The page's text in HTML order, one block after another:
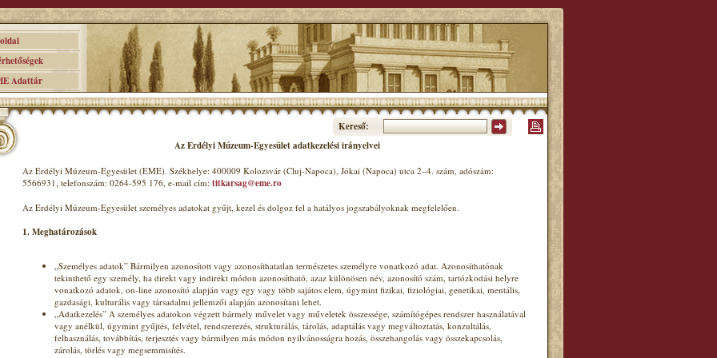
Adattár
Kereső:
Az Erdélyi Múzeum-Egyesület adatkezelési irányelvei
Az Erdélyi Múzeum-Egyesület (EME). Székhelye: 400009 Kolozsvár (Cluj-Napoca), Jókai (Napoca) utca 2–4. szám, adószám:
5566931, telefonszám: 0264-595 176, e-mail cím: titkarsag@eme.ro
Az Erdélyi Múzeum-Egyesület személyes adatokat gyűjt, kezel és dolgoz fel a hatályos jogszabályoknak megfelelően.
1. Meghatározások
„Személyes adatok” Bármilyen azonosított vagy azonosíthatatlan természetes személyre vonatkozó adat. Azonosíthatónak
tekinthető egy személy, ha direkt vagy indirekt módon azonosítható, azaz különösen név, azonosító szám, tartózkodási helyre
vonatkozó adatok, on-line azonosító alapján vagy egy vagy több sajátos elem, úgymint fizikai, fiziológiai, genetikai, mentális,
gazdasági, kulturális vagy társadalmi jellemzői alapján azonosítani lehet.
„Adatkezelés” A személyes adatokon végzett bármely művelet vagy műveletek összessége, számítógépes rendszer használatával
vagy anélkül, úgymint gyűjtés, felvétel, rendszerezés, strukturálás, tárolás, adaptálás vagy megváltoztatás, konzultálás,
felhasználás, továbbítás, terjesztés vagy bármilyen más módon nyilvánosságra hozás, összehangolás vagy összekapcsolás,
zárolás, törlés vagy megsemmisítés.